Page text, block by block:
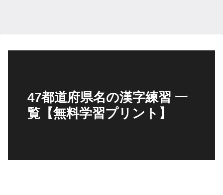
47都道府県名の漢字練習 一
覧【無料学習プリント】